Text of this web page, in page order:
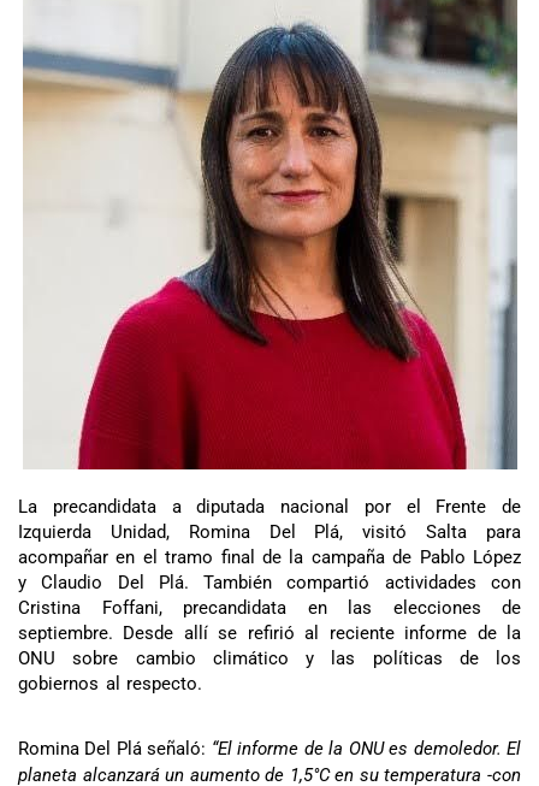
La precandidata a diputada nacional por el Frente de
Izquierda Unidad, Romina Del Plá, visitó Salta para
acompañar en el tramo final de la campaña de Pablo López
y Claudio Del Plá. También compartió actividades con
Cristina Foffani, precandidata en las elecciones de
septiembre. Desde allí se refirió al reciente informe de la
ONU sobre cambio climático y las políticas de los
gobiernos al respecto.
Romina Del Plá señaló: “El informe de la ONU es demoledor. El
planeta alcanzará un aumento de 1,5°C en su temperatura -con